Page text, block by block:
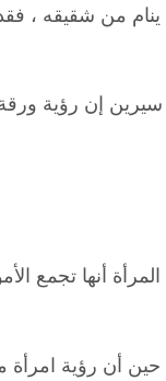
من شقيقه ، فقد
سيرين إن رؤية
أنها تجمع
أن رؤية